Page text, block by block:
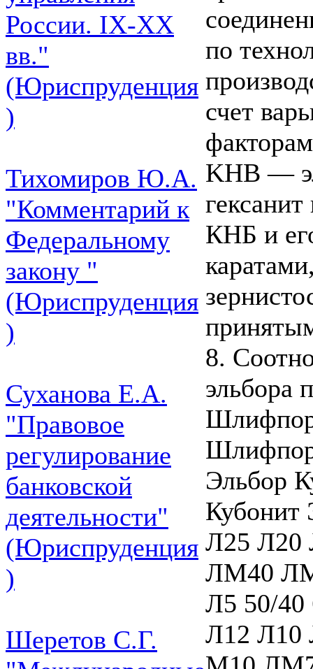
России. IХ-ХХ
вв."
(Юриспруденция
)
Тихомиров Ю.А.
"Комментарий к
Федеральному
закону "
(Юриспруденция
)
Суханова Е.А.
"Правовое
регулирование
банковской
деятельности"
(Юриспруденция
)
Шеретов С.Г.
по
счет
KHB —
КНБ и
8.
эльбора
Эльбор
Кубонит
Л25 Л20
ЛМ40
Л5 50/
Л12 Л10